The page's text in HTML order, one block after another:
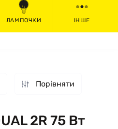
ЛАМПОЧКИ ІНШЕ
Порівняти
2R 75 Вт